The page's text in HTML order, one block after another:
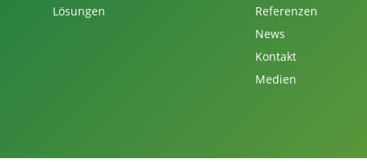
Lösungen
Referenzen
News
Kontakt
Medien